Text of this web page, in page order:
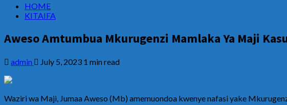
HOME
KITAIFA
Aweso Amtumbua Mkurugenzi Mamlaka Ya Maji
admin July 5, 2023 1 min read
Waziri wa Maji, Jumaa Aweso (Mb) amemuondoa kwenye nafasi yake